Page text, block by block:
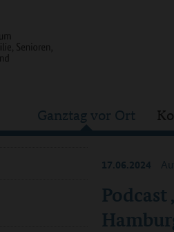
Ganztag vor Ort
Podcast
17.06.2024